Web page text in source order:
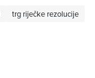
trg riječke rezolucije